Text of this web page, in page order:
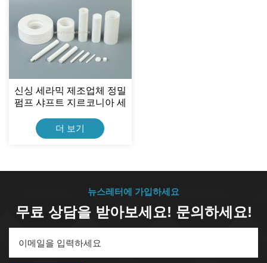
신싱 세라믹 제조업체 정밀
펌프 샤프트 지르코니아 세
더 보기
뉴스레터에 가입하세요
무료 상담을 받아보세요! 문의하세요!